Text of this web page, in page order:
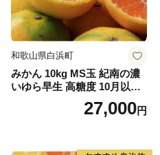
和歌山県白浜町
みかん 10kg MS玉 紀南の濃
いゆら早生 高糖度 10月以降
発送 マルチ被覆栽培27,000円